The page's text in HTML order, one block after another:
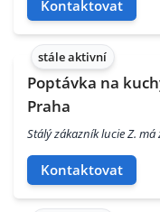
Kontaktovat
stále aktivní
Poptávka na
Praha
Stálý zákazník lucie Z.
Kontaktovat